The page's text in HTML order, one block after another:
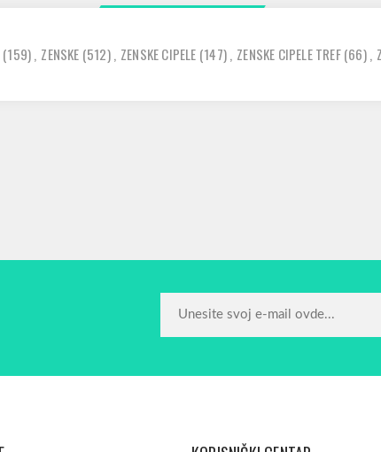
(159), ZENSKE (512), ZENSKE CIPELE (147), ZENSKE CIPELE TREF(66),